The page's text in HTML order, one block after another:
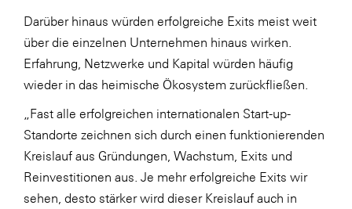
Darüber hinaus würden erfolgreiche Exits meist weit
über die einzelnen Unternehmen hinaus wirken.
Erfahrung, Netzwerke und Kapital würden häufig
wieder in das heimische Ökosystem zurückfließen.
„Fast alle erfolgreichen internationalen Start-up-
Standorte zeichnen sich durch einen funktionierenden
Kreislauf aus Gründungen, Wachstum, Exits und
Reinvestitionen aus. Je mehr erfolgreiche Exits wir
sehen, desto stärker wird dieser Kreislauf auch in